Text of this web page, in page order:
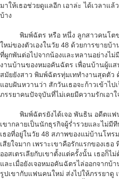
มาให้เธอช่วยดูแลอีก เอาล่ะ ได้เวลาแล้
บ้าง
พิมพ์ฉัตร หรือ หนึ่ง ลูกสาวคนโตขอ
ใหม่ของตัวเองในวัย 48 ด้วยการขายบ้
ที่ผูกพันต่อไปจากน้องและหลานอย่างไม่
งานบ้านของหมอคันฉัตร เพื่อนบ้านผู้แ
สมัยยังสาว พิมพ์ฉัตรทุ่มเททํางานสุดตัว
แอบฝันหวานว่า สักวันเธอจะก้าวเข้าไ
ภรรยาคนปัจจุบันที่ไม่เคยมีความรักเอา
พิมพ์ฉัตรยังได้เจอ พันธิน อดีตแฟน
เขากลายเป็นนักธุรกิจผู้ร่ำรวยและไม่มี
เธอที่อยู่ในวัย 48 สภาพของแม่บ้านโทร
เสียใจมาก เพราะเขาคือรักแรกของเธ
ออสเตรเลียกับเขาตั้งแต่ครั้งนั้น เธอก็ไ
และเมื่อยังเจอหมอคันฉัตรไล่ออกจากบ้า
รูปเขากับแฟนคนใหม่ ส่งไปให้ภรรยาดู